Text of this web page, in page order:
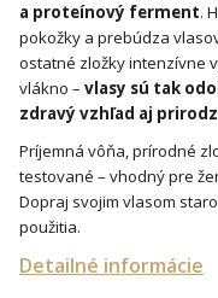
a proteínový ferment.
pokožky a prebúdza
ostatné zložky intenzívne
vlákno –vlasy sú tak
zdravý vzhľad aj
Príjemná vôňa, prírodné
testované – vhodný pre
Dopraj svojim vlasom
použitia.
Detailné informácie